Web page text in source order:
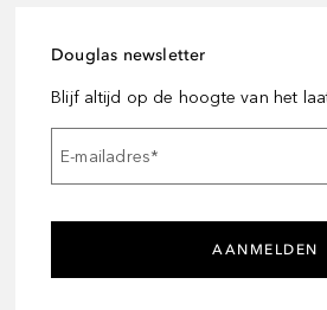
Douglas newsletter
Blijf altijd op de hoogte van het
E-mailadres*
AANMELDEN